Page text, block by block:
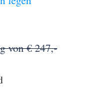
von € 247,-